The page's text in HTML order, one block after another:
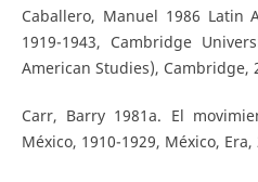
Caballero, Manuel 1986 Latin
1919-1943, Cambridge
American Studies), Cambridge,
Carr, Barry 1981a. El
México, 1910-1929, México, Era,